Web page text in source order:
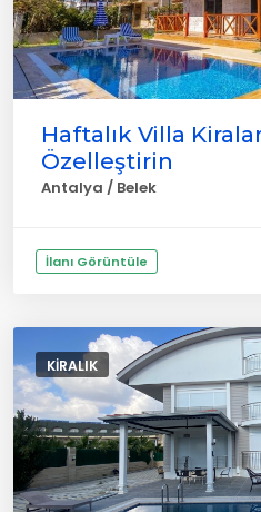
Haftalık Villa
Özelleştirin
Antalya / Belek
İlanı Görüntüle
KIRALIK